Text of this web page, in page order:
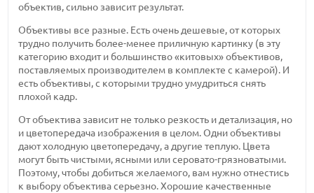
объектив, сильно зависит результат.
Объективы все разные. Есть очень дешевые, от которых
трудно получить более-менее приличную картинку (в эту
категорию входит и большинство «китовых» объективов,
поставляемых производителем в комплекте с камерой). И
есть объективы, с которыми трудно умудриться снять
плохой кадр.
От объектива зависит не только резкость и детализация, но
и цветопередача изображения в целом. Одни объективы
дают холодную цветопередачу, а другие теплую. Цвета
могут быть чистыми, ясными или серовато-грязноватыми.
Поэтому, чтобы добиться желаемого, вам нужно отнестись
к выбору объектива серьезно. Хорошие качественные